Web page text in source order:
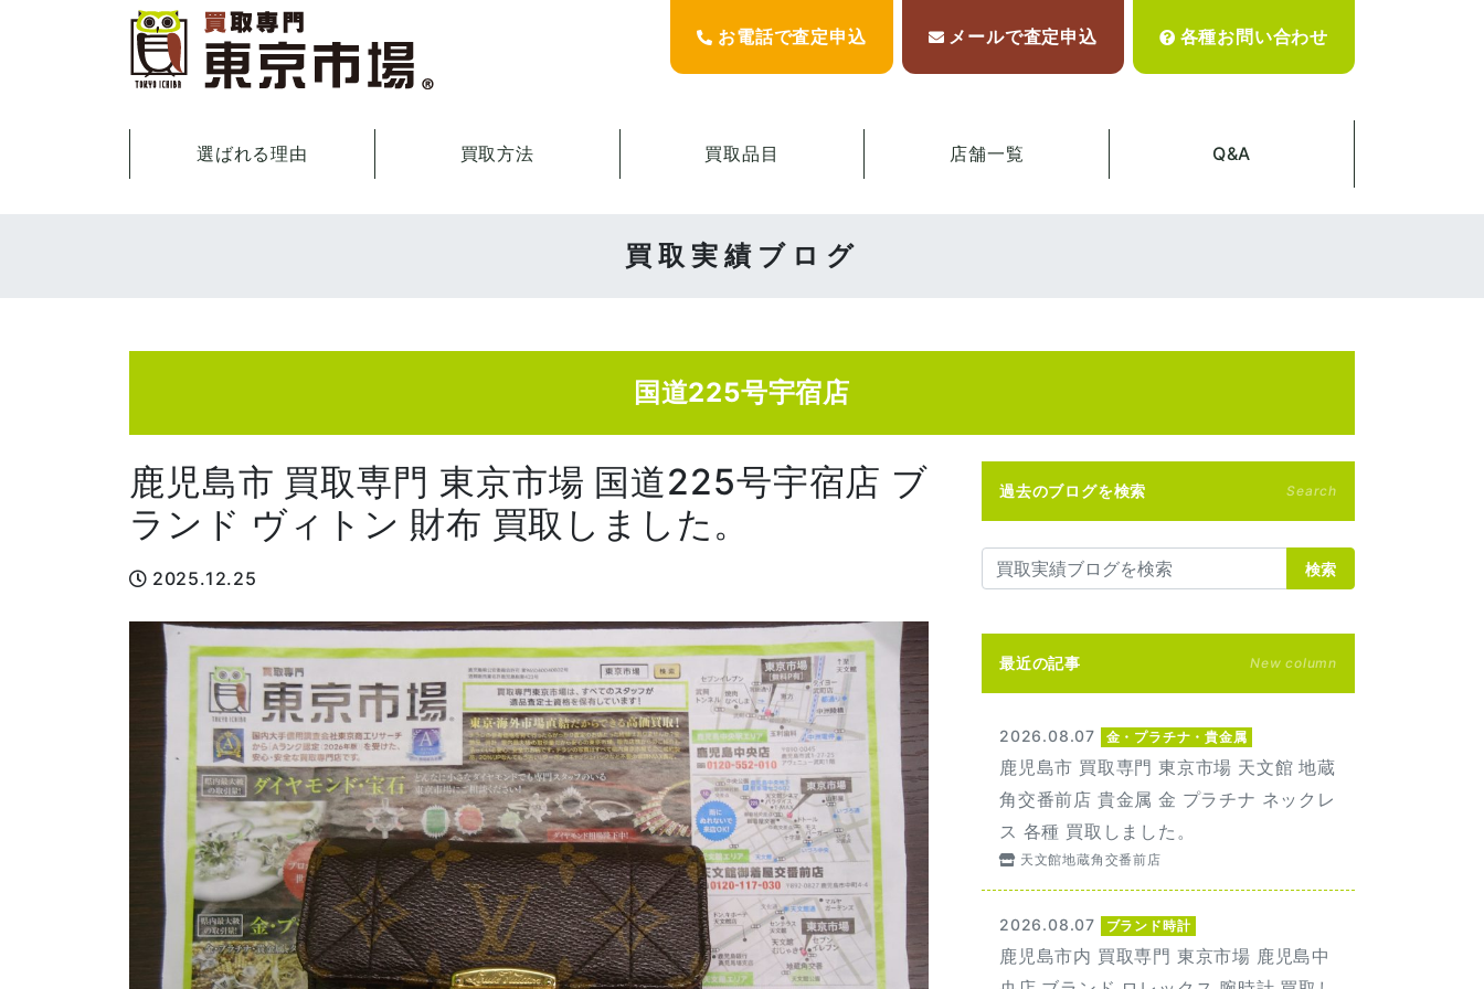
お電話で査定申込 メールで査定申込 各種お問い合わせ
選ばれる理由 買取方法 買取品目 店舗一覧 Q&A
買取実績ブログ
国道225号宇宿店
鹿児島市 買取専門 東京市場 国道225号宇宿店 ブ
ランド ヴィトン 財布 買取しました。
2025.12.25
過去のブログを検索 Search
検索
最近の記事 New column
2026.08.07 金・プラチナ・貴金属
鹿児島市 買取専門 東京市場 天文館 地蔵
角交番前店 貴金属 金 プラチナ ネックレ
ス 各種 買取しました。
天文館地蔵角交番前店
2026.08.07 ブランド時計
鹿児島市内 買取専門 東京市場 鹿児島中